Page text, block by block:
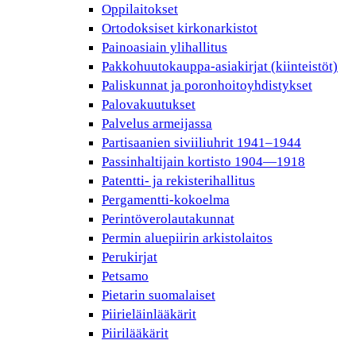
Oppilaitokset
Ortodoksiset kirkonarkistot
Painoasiain ylihallitus
Pakkohuutokauppa-asiakirjat (kiinteistöt)
Paliskunnat ja poronhoitoyhdistykset
Palovakuutukset
Palvelus armeijassa
Partisaanien siviiliuhrit 1941–1944
Passinhaltijain kortisto 1904—1918
Patentti- ja rekisterihallitus
Pergamentti-kokoelma
Perintöverolautakunnat
Permin aluepiirin arkistolaitos
Perukirjat
Petsamo
Pietarin suomalaiset
Piirieläinlääkärit
Piirilääkärit